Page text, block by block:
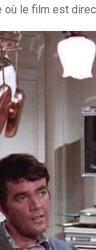
où le film est